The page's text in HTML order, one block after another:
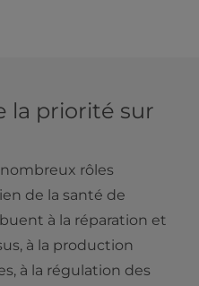
la priorité sur
rôles
de la santé de
à la réparation et
à la production
à la régulation des